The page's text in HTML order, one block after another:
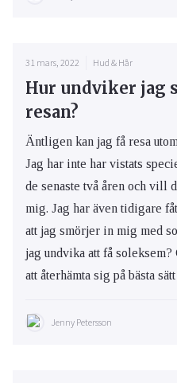
31 mars, 2022 Hud & Hår
Hur undviker jag
resan?
Äntligen kan jag få resa
Jag har inte har vistats
de senaste två åren och vill
mig. Jag har även tidigare
att jag smörjer in mig med
jag undvika att få soleksem?
att återhämta sig på bästa
Jenny Petersson